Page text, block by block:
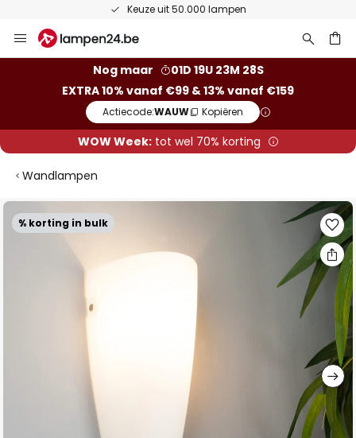
Keuze uit 50.000 lampen
naar
Nog maar
01D 19U 23M 28S
EXTRA 10% vanaf €99 & 13% vanaf €159
Actiecode:WAUW Kopiëren
WOW Week:tot wel 70% korting
Wandlampen
% korting in bulk
Ga
naar